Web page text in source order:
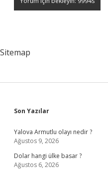
Sitemap
Sidebar
Son Yazılar
Yalova Armutlu olayı nedir ?
Ağustos 9, 2026
Dolar hangi ülke basar ?
Ağustos 6, 2026